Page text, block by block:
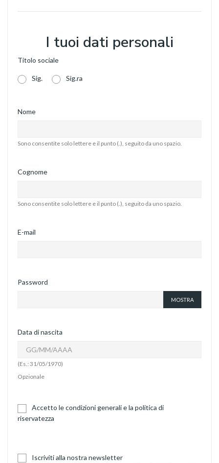
I tuoi dati personali
Titolo sociale
Sig. Sig.ra
Nome
Sono consentite solo lettere e il punto (.), seguito da uno spazio.
Cognome
Sono consentite solo lettere e il punto (.), seguito da uno spazio.
E-mail
Password
MOSTRA
Data di nascita
(Es.: 31/05/1970)
Opzionale
Accetto le condizioni generali e la politica di
riservatezza
Iscriviti alla nostra newsletter